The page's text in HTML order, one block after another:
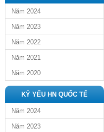
Năm 2024
Năm 2023
Năm 2022
Năm 2021
Năm 2020
KỶ YẾU HN QUỐC TẾ
Năm 2024
Năm 2023